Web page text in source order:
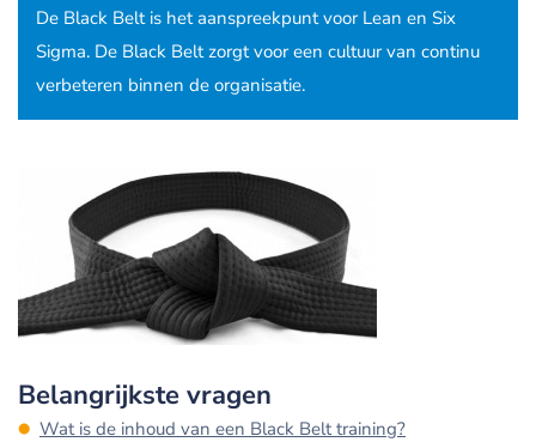
De Black Belt is het aanspreekpunt voor Lean en Six
Sigma. De Black Belt zorgt voor een cultuur van continu
verbeteren binnen de organisatie.
Belangrijkste vragen
Wat is de inhoud van een Black Belt training?